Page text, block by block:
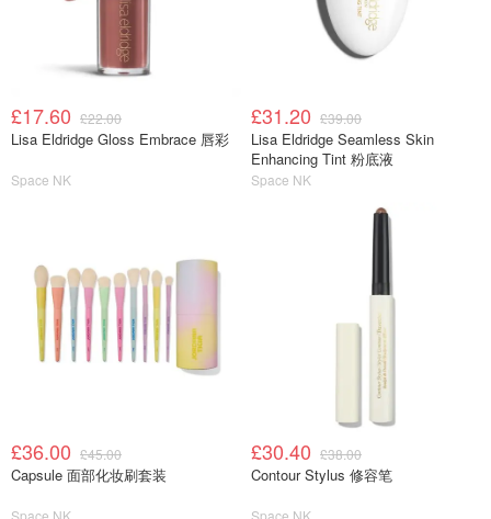
£17.60 £22.00
Lisa Eldridge Gloss Embrace 唇彩
Space NK
£31.20 £39.00
Lisa Eldridge Seamless Skin
Enhancing Tint 粉底液
Space NK
£36.00 £45.00
Capsule 面部化妆刷套装
Space NK
£30.40 £38.00
Contour Stylus 修容笔
Space NK